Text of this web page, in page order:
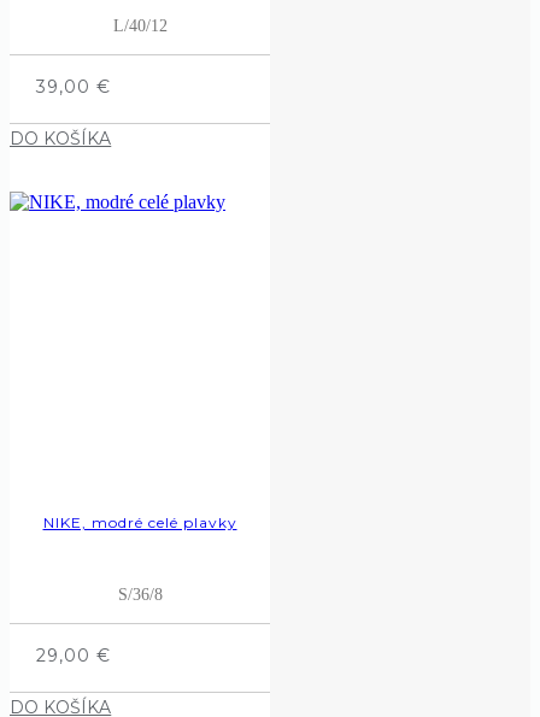
L/40/12
39,00 €
DO KOŠÍKA
NIKE, modré celé plavky
S/36/8
29,00 €
DO KOŠÍKA